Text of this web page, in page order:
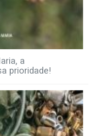
a
prioridade!